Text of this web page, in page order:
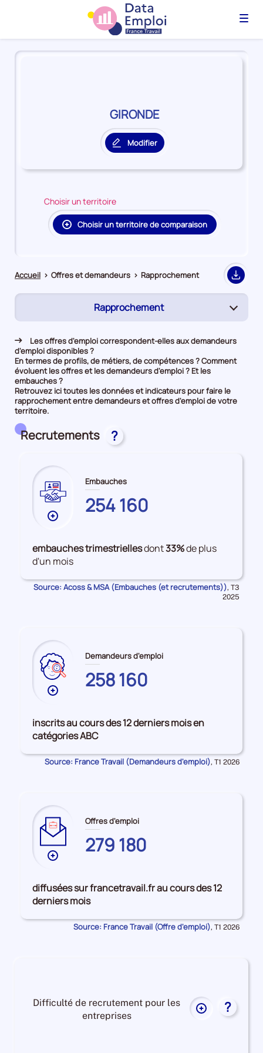
Menu
Panorama
GIRONDE
Modifier
le
principal
Choisir un territoire
Choisir un territoire de comparaison
Accueil > Offres et demandeurs > Rapprochement Export
Rapprochement
(page
Demandeurs d'emploi
Offres d’emploi
Les offres d'emploi correspondent-elles aux demandeurs
d'emploi disponibles ?
En termes de profils, de métiers, de compétences ? Comment
évoluent les offres et les demandeurs d'emploi ? Et les
embauches ?
Retrouvez ici toutes les données et indicateurs pour faire le
rapprochement entre demandeurs et offres d'emploi de votre
territoire.
Recrutements ?
Plus
données
sur
les
Embauches
Embauches
GIRONDE
254 160
embauches trimestriellesdont33%de plus
d'un mois
Source: Acoss & MSA (Embauches (et recrutements)), Données
pour
T3
2025
Plus
données
sur
les
GIRONDE
Demandeurs d'emploi
258 160
inscrits au cours des 12 derniers mois en
catégories ABC
Source: France Travail (Demandeurs d'emploi), Données
T1 2026
Plus
données
sur
les
GIRONDE
Offres d'emploi
279 180
diffusées sur francetravail.fr au cours des 12
derniers mois
Source: France Travail (Offre d'emploi), Données
T1 2026
Difficulté de recrutement pour les
entreprises
Plus
?